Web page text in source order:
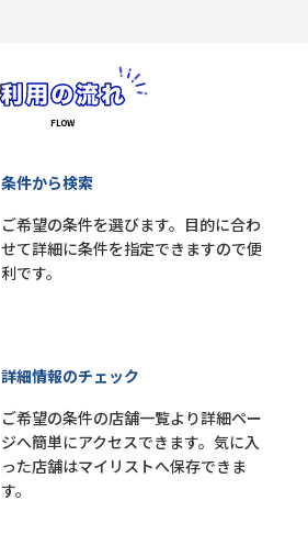
条件から検索
ご希望の条件を選びます。目的に合わ
せて詳細に条件を指定できますので便
利です。
詳細情報のチェック
ご希望の条件の店舗一覧より詳細ペー
ジへ簡単にアクセスできます。気に入
った店舗はマイリストへ保存できま
す。